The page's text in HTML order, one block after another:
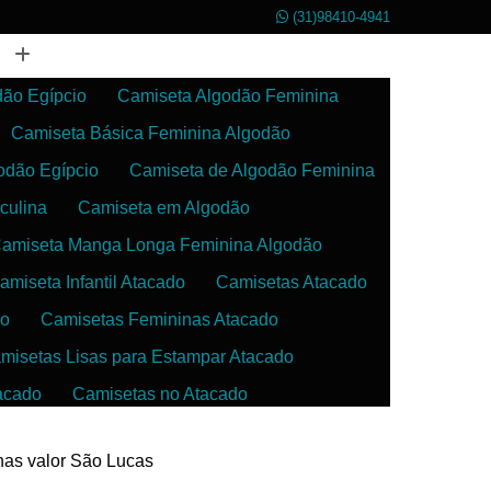
(31)98410-4941
Egípcio
Camiseta Algodão Feminina
Camiseta Básica Feminina Algodão
Egípcio
Camiseta de Algodão Feminina
Camiseta em Algodão
Manga Longa Feminina Algodão
Infantil Atacado
Camisetas Atacado
Camisetas Femininas Atacado
Lisas para Estampar Atacado
Camisetas no Atacado
Confecção de Roupas
valor São Lucas